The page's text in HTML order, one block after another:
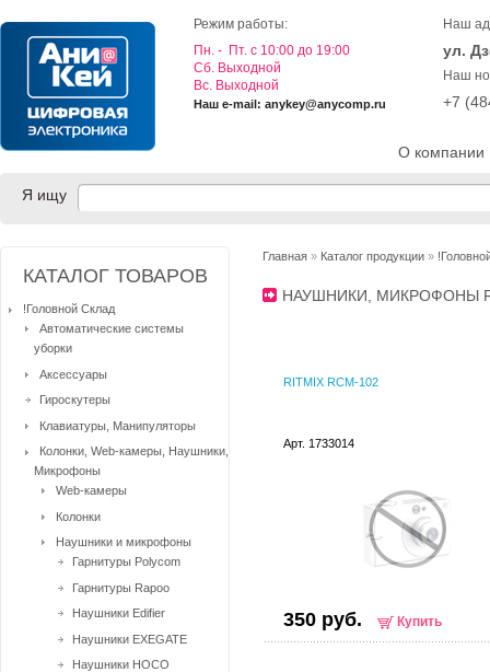
О компании
Режим работы:
Пн. - Пт. с 10:00 до 19:00
Cб. Выходной
Вс. Выходной
Наш e-mail: anykey@anycomp.ru
Наш
ул.
Наш
+7
Я ищу
Главная » Каталог продукции »
НАУШНИКИ, МИКРОФОНЫ
RITMIX RCM-102
Арт. 1733014
350 руб. Купить
КАТАЛОГ ТОВАРОВ
!Головной Склад
Автоматические системы
уборки
Аксессуары
Гироскутеры
Клавиатуры, Манипуляторы
Колонки, Web-камеры, Наушники,
Микрофоны
Web-камеры
Колонки
Наушники и микрофоны
Гарнитуры Polycom
Гарнитуры Rapoo
Наушники Edifier
Наушники EXEGATE
Наушники HOCO